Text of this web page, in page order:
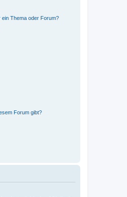
Thema oder Forum?
Forum gibt?